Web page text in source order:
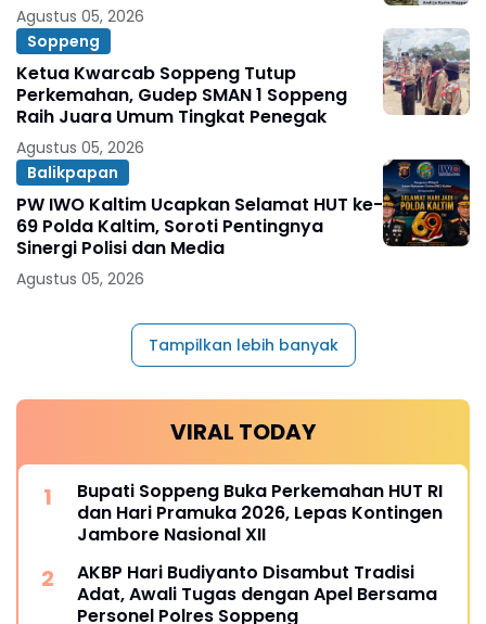
Agustus 05, 2026
Soppeng
Ketua Kwarcab Soppeng Tutup
Perkemahan, Gudep SMAN 1 Soppeng
Raih Juara Umum Tingkat Penegak
Agustus 05, 2026
Balikpapan
PW IWO Kaltim Ucapkan Selamat HUT ke-
69 Polda Kaltim, Soroti Pentingnya
Sinergi Polisi dan Media
Agustus 05, 2026
Tampilkan lebih banyak
VIRAL TODAY
Bupati Soppeng Buka Perkemahan HUT RI
dan Hari Pramuka 2026, Lepas Kontingen
Jambore Nasional XII
AKBP Hari Budiyanto Disambut Tradisi
Adat, Awali Tugas dengan Apel Bersama
Personel Polres Soppeng